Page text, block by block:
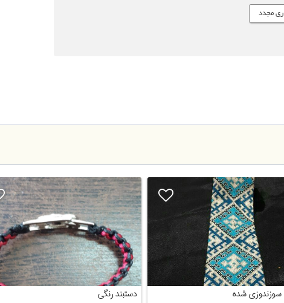
دستبند رنگی سوزندوزی شده